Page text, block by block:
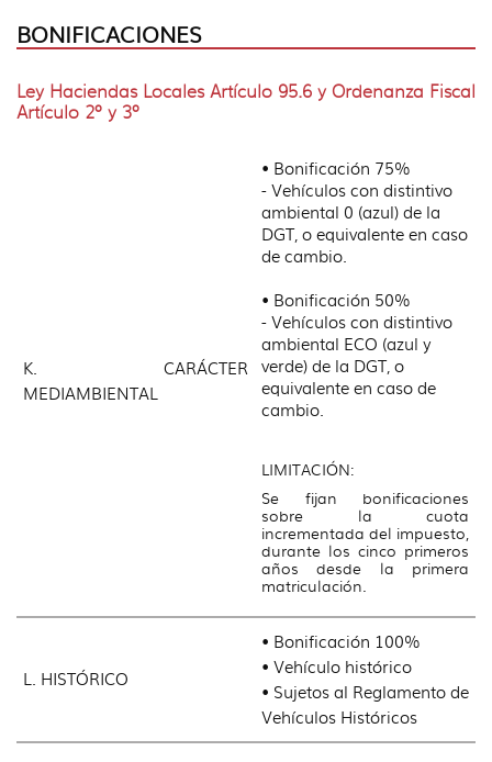
BONIFICACIONES
Ley Haciendas Locales Artículo 95.6 y Ordenanza Fiscal
Artículo 2º y 3º
K. CARÁCTER
MEDIAMBIENTAL
• Bonificación 75%
- Vehículos con distintivo
ambiental 0 (azul) de la
DGT, o equivalente en caso
de cambio.
• Bonificación 50%
- Vehículos con distintivo
ambiental ECO (azul y
verde) de la DGT, o
equivalente en caso de
cambio.
LIMITACIÓN:
Se fijan bonificaciones
sobre la cuota
incrementada del impuesto,
durante los cinco primeros
años desde la primera
matriculación.
L. HISTÓRICO
• Bonificación 100%
• Vehículo histórico
• Sujetos al Reglamento de
Vehículos Históricos